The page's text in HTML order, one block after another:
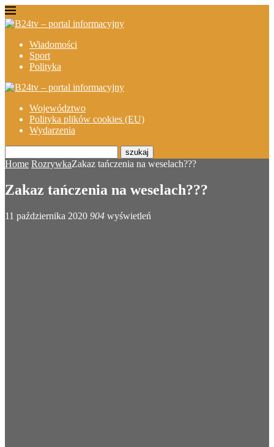
Wiadomości
Sport
Polityka
Województwo
Polityka plików cookies (EU)
Wydarzenia
szukaj
Home RozrywkaZakaz tańczenia na weselach???
Zakaz tańczenia na weselach???
11 października 2020 904 wyświetleń